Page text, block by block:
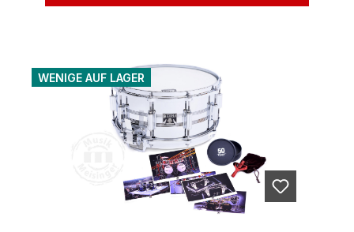
WENIGE AUF LAGER